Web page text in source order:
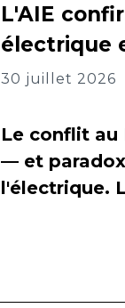
L'AIE
électrique
30 juillet 2026
Le conflit au
— et
l'électrique.